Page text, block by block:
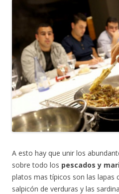
A esto hay que unir los
sobre todo los pescados y
platos mas típicos son las lapas
salpicón de verduras y las